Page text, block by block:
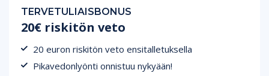
TERVETULIAISBONUS
20€ riskitön veto
20 euron riskitön veto ensitalletuksella
Pikavedonlyönti onnistuu nykyään!